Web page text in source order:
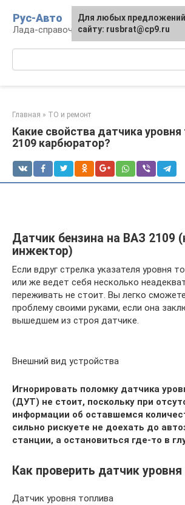
контенту
Рус-Авто
Лада-справочник
Главная » ТО и ремонт
Какие свойства датчика уровня
2109 карбюратор?
Датчик бензина на ВАЗ 2109
инжектор)
Если вдруг стрелка указателя уровня
или же ведет себя несколько
переживать не стоит. Вы легко
проблему своими руками, если она
вышедшем из строя датчике.
Внешний вид устройства
Игнорировать поломку датчика
(ДУТ) не стоит, поскольку при
информации об оставшемся
сильно рискуете не доехать до
станции, а остановиться где-то в
Как проверить датчик
Датчик уровня топлива
Для любых
сайту: rusbrat@cp9.ru